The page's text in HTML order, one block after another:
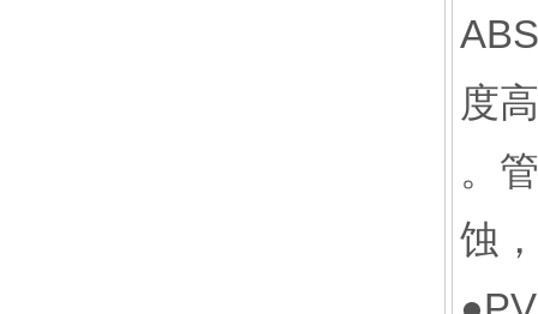
度高
。
蚀